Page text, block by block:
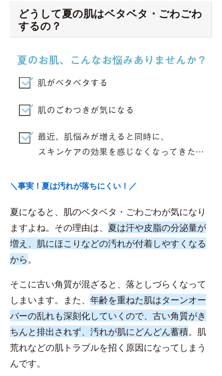
どうして夏の肌はベタベタ・ごわごわ
するの？
＼事実！夏は汚れが落ちにくい！／
夏になると、肌のベタベタ・ごわごわが気になり
ますよね。その理由は、 夏は汗や皮脂の分泌量が
増え、肌にほこりなどの汚れが付着しやすくなる
から 。
そこに古い角質が混ざると、落としづらくなって
しまいます。また、 年齢を重ねた肌はターンオー
バーの乱れも深刻化していくので、古い角質がき
ちんと排出されず、汚れが肌にどんどん蓄積。肌
荒れなどの肌トラブルを招く原因になってしまう
んです。